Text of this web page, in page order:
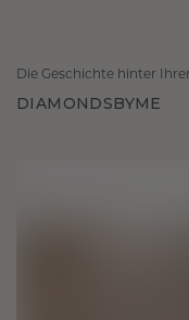
Die Geschichte hinter
DIAMONDSBYME